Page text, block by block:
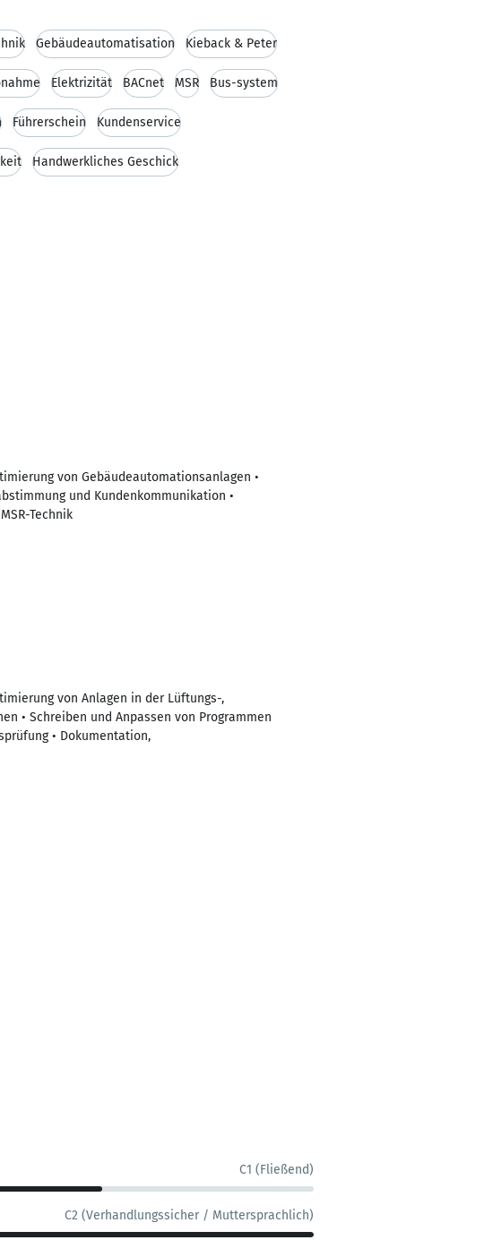
Gebäudeautomatisation Kieback & Peter
Elektrizität BACnet MSR Bus-system
Führerschein Kundenservice
Handwerkliches Geschick
von Gebäudeautomationsanlagen •
und Kundenkommunikation •
Technik
von Anlagen in der Lüftungs-,
• Schreiben und Anpassen von Programmen
• Dokumentation,
C1 (Fließend)
C2 (Verhandlungssicher / Muttersprachlich)